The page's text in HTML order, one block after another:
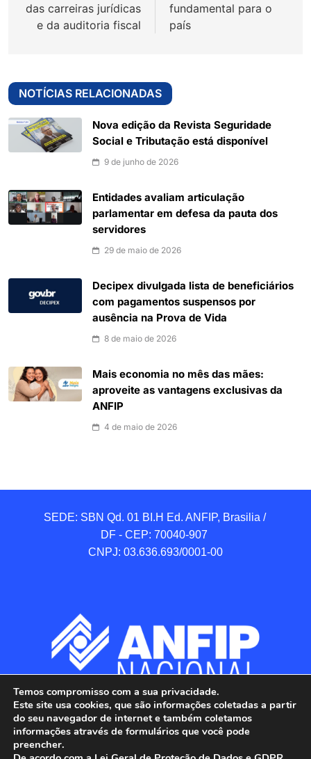
das carreiras jurídicas
e da auditoria fiscal
fundamental para o
país
NOTÍCIAS RELACIONADAS
Nova edição da Revista Seguridade
Social e Tributação está disponível
9 de junho de 2026
Entidades avaliam articulação
parlamentar em defesa da pauta dos
servidores
29 de maio de 2026
Decipex divulgada lista de beneficiários
com pagamentos suspensos por
ausência na Prova de Vida
8 de maio de 2026
Mais economia no mês das mães:
aproveite as vantagens exclusivas da
ANFIP
4 de maio de 2026
SEDE: SBN Qd. 01 BI.H Ed. ANFIP, Brasilia /
DF - CEP: 70040-907
CNPJ: 03.636.693/0001-00
Temos compromisso com a sua privacidade.
Este site usa cookies, que são informações coletadas a partir
do seu navegador de internet e também coletamos
informações através de formulários que você pode
preencher.